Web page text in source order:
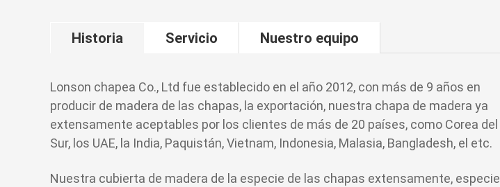
Historia Servicio Nuestro equipo
Lonson chapea Co., Ltd fue establecido en el año 2012, con más de 9 años en
producir de madera de las chapas, la exportación, nuestra chapa de madera ya
extensamente aceptables por los clientes de más de 20 países, como Corea del
Sur, los UAE, la India, Paquistán, Vietnam, Indonesia, Malasia, Bangladesh, el etc.
Nuestra cubierta de madera de la especie de las chapas extensamente, especie